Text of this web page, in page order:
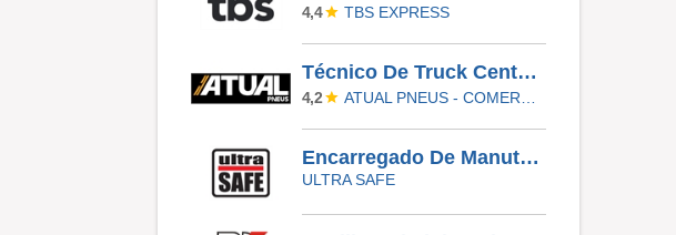
4,4 TBS EXPRESS
Técnico De Truck Center (Borracharia)
4,2
Encarregado De Manutenção De Máquinas E Equipamentos
ULTRA SAFE